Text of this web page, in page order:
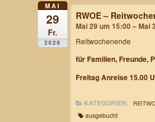
MAI
29
Fr.
2026
RWOE –
Mai 29 um 15:00 – Mai
Reitwochenende
für Familien, Freunde,
Freitag Anreise 15.00
KATEGORIEN:
ausgebucht